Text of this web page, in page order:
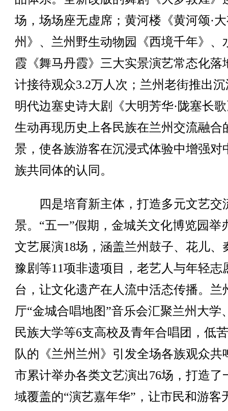
场，场场座无虚席；黄河楼《黄河颂·
州》、兰州野生动物园《西境千年》、
霞《舞马丹霞》三大实景演艺常态化落
计接待观众3.2万人次；兰州老街推出
明代边塞史诗大剧《大明芳华·陇塞长
生动再现历史上各民族在兰州交流融合
景，使各族游客在沉浸式体验中增强对
族共同体的认同。
四是培育新主体，打造多元文艺交
景。“五一”假期，金城关文化博览园举
文艺展演18场，涵盖兰州鼓子、花儿、
豫剧等11项非遗项目，老艺人与年轻志
台，让文化遗产在人流中活态传播。兰
厅“金城合唱地图”音乐会汇聚兰州大学
民族大学等6支高校及青年合唱团，低
队的《兰州兰州》引发全场各族观众共
市累计举办各类文艺演出76场，打造了
域覆盖的“演艺嘉年华”，让市民和游客